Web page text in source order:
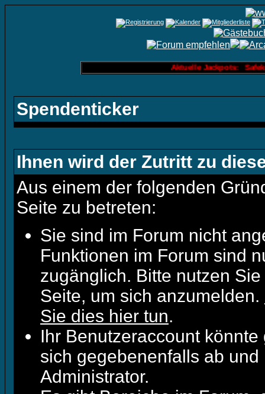
Aktuelle Jackpots:
Spendenticker
Ihnen wird der Zutritt zu
Aus einem der folgenden
Seite zu betreten:
Sie sind im Forum nicht
Funktionen im Forum sind
zugänglich. Bitte nutzen
Seite, um sich anzumelden.
Sie dies hier tun.
Ihr Benutzeraccount
sich gegebenenfalls ab
Administrator.